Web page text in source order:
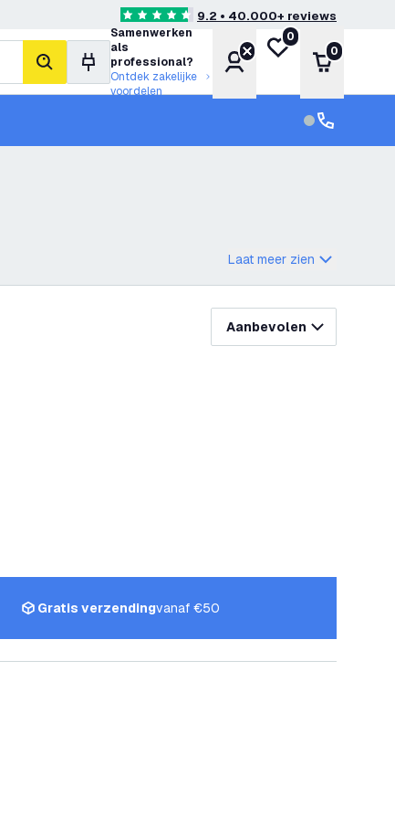
4.6 score sterren9.2 • 40.000+ reviews
zoeken
Samenwerken
als
professional?
Ontdek zakelijke
voordelen
Account
Mijn verlanglijst
0
0
Laat meer zien
Aanbevolen
Gratis verzendingvanaf €50